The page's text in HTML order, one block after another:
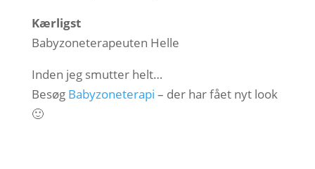
Kærligst
Babyzoneterapeuten Helle
Inden jeg smutter helt…
Besøg Babyzoneterapi – der har fået nyt look
🙂